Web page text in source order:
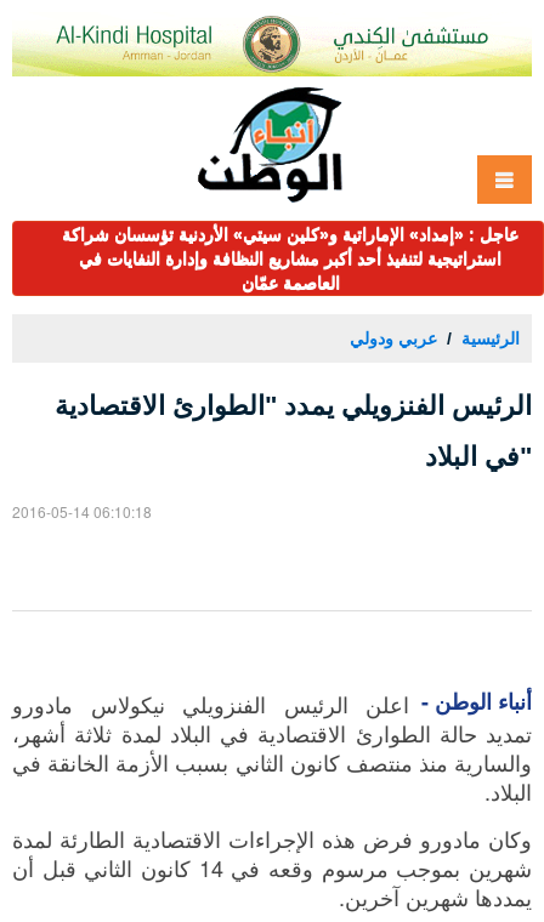
عاجل : «إمداد» الإماراتية و«كلين سيتي» الأردنية تؤسسان شراكة
استراتيجية لتنفيذ أحد أكبر مشاريع النظافة وإدارة النفايات في
العاصمة عمّان
الرئيسية عربي ودولي
الرئيس الفنزويلي يمدد "الطوارئ الاقتصادية
"في البلاد
2016-05-14 06:10:18
أنباء الوطن - اعلن الرئيس الفنزويلي نيكولاس مادورو
تمديد حالة الطوارئ الاقتصادية في البلاد لمدة ثلاثة أشهر،
والسارية منذ منتصف كانون الثاني بسبب الأزمة الخانقة في
البلاد.
وكان مادورو فرض هذه الإجراءات الاقتصادية الطارئة لمدة
شهرين بموجب مرسوم وقعه في 14 كانون الثاني قبل أن
يمددها شهرين آخرين.